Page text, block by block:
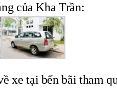
của Kha Trần:
xe tại bến bãi tham